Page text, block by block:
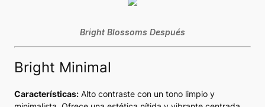
Bright Blossoms Después
Bright Minimal
Características: Alto contraste con un tono limpio y